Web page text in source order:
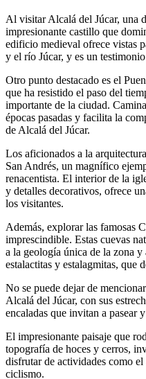
Al visitar Alcalá del Júcar, una
impresionante castillo que
edificio medieval ofrece vistas
y el río Júcar, y es un
Otro punto destacado es el
que ha resistido el paso del
importante de la ciudad.
épocas pasadas y facilita la
de Alcalá del Júcar.
Los aficionados a la
San Andrés, un magnífico
renacentista. El interior de la
y detalles decorativos, ofrece
los visitantes.
Además, explorar las famosas
imprescindible. Estas cuevas
a la geología única de la zona y
estalactitas y estalagmitas, que
No se puede dejar de
Alcalá del Júcar, con sus
encaladas que invitan a pasear
El impresionante paisaje que
topografía de hoces y cerros,
disfrutar de actividades como
ciclismo.